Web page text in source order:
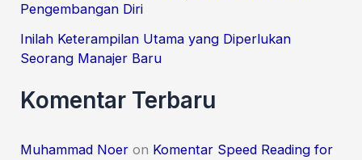
Pengembangan Diri
Inilah Keterampilan Utama yang Diperlukan
Seorang Manajer Baru
Komentar Terbaru
Muhammad Noer on Komentar Speed Reading for